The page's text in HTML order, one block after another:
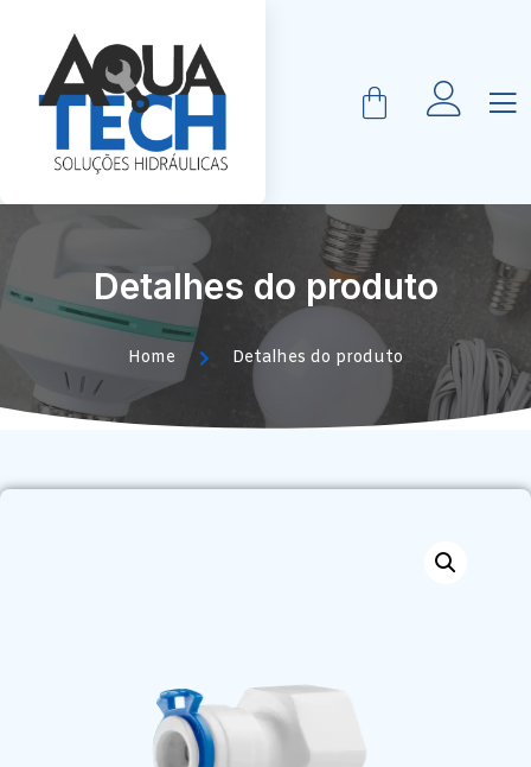
Detalhes do produto
Home Detalhes do produto